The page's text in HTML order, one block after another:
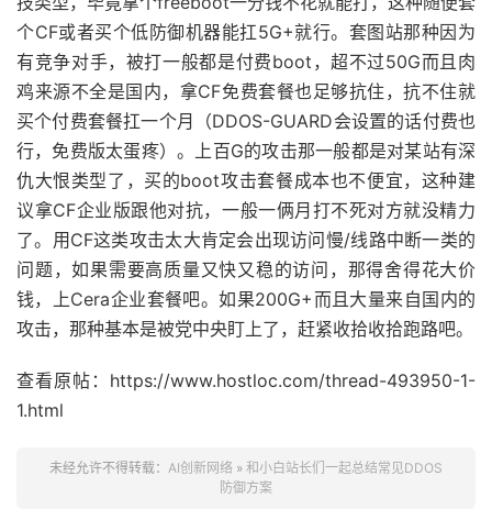
个CF或者买个低防御机器能扛5G+就行。套图站那种因为
有竞争对手，被打一般都是付费boot，超不过50G而且肉
鸡来源不全是国内，拿CF免费套餐也足够抗住，抗不住就
买个付费套餐扛一个月（DDOS-GUARD会设置的话付费也
行，免费版太蛋疼）。上百G的攻击那一般都是对某站有深
仇大恨类型了，买的boot攻击套餐成本也不便宜，这种建
议拿CF企业版跟他对抗，一般一俩月打不死对方就没精力
了。用CF这类攻击太大肯定会出现访问慢/线路中断一类的
问题，如果需要高质量又快又稳的访问，那得舍得花大价
钱，上Cera企业套餐吧。如果200G+而且大量来自国内的
攻击，那种基本是被党中央盯上了，赶紧收拾收拾跑路吧。
查看原帖：https://www.hostloc.com/thread-493950-1-
1.html
未经允许不得转载： AI创新网络 » 和小白站长们一起总结常见DDOS
防御方案